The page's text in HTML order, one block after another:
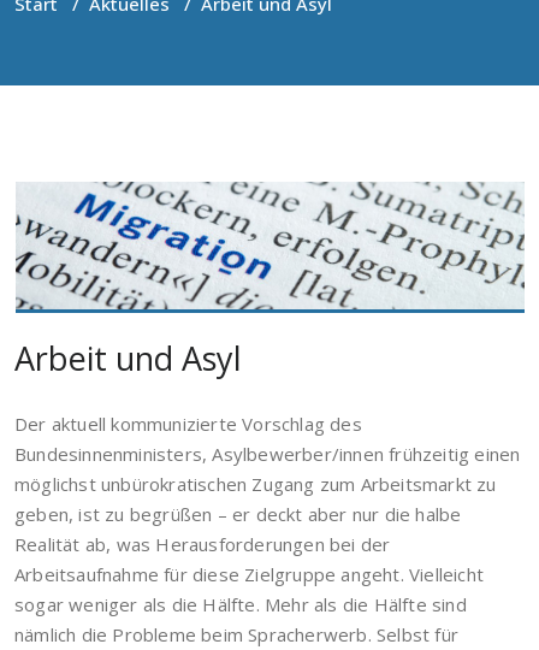
Arbeit und Asyl
Der aktuell kommunizierte Vorschlag des
Bundesinnenministers, Asylbewerber/innen frühzeitig einen
möglichst unbürokratischen Zugang zum Arbeitsmarkt zu
geben, ist zu begrüßen – er deckt aber nur die halbe
Realität ab, was Herausforderungen bei der
Arbeitsaufnahme für diese Zielgruppe angeht. Vielleicht
sogar weniger als die Hälfte. Mehr als die Hälfte sind
nämlich die Probleme beim Spracherwerb. Selbst für